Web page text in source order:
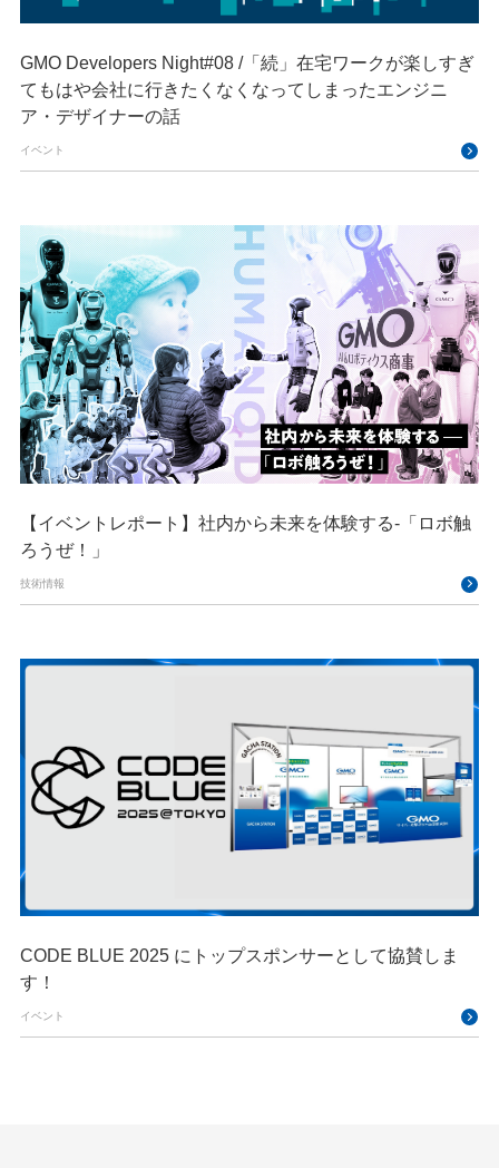
GMO Developers Night#08 /「続」在宅ワークが楽しすぎ
てもはや会社に行きたくなくなってしまったエンジニ
ア・デザイナーの話
イベント
【イベントレポート】社内から未来を体験する-「ロボ触
ろうぜ！」
技術情報
CODE BLUE 2025 にトップスポンサーとして協賛しま
す！
イベント